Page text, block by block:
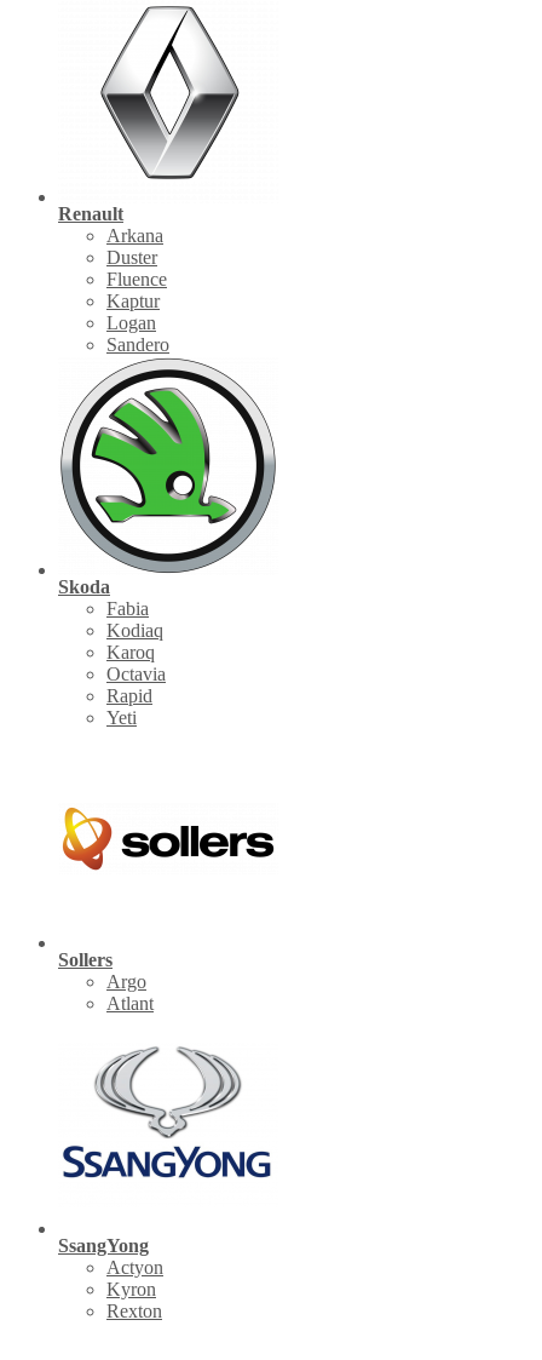
Renault
Arkana
Duster
Fluence
Kaptur
Logan
Sandero
Skoda
Fabia
Kodiaq
Karoq
Octavia
Rapid
Yeti
Sollers
Argo
Atlant
SsangYong
Actyon
Kyron
Rexton